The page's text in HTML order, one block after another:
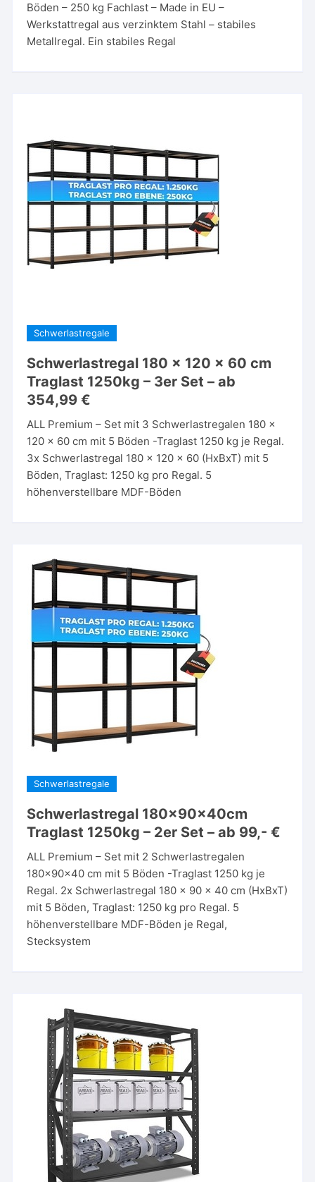
Böden – 250 kg Fachlast – Made in EU –
Werkstattregal aus verzinktem Stahl – stabiles
Metallregal. Ein stabiles Regal
Schwerlastregale
Schwerlastregal 180 x 120 x 60 cm
Traglast 1250kg – 3er Set – ab
354,99 €
ALL Premium – Set mit 3 Schwerlastregalen 180 x
120 x 60 cm mit 5 Böden -Traglast 1250 kg je Regal.
3x Schwerlastregal 180 x 120 x 60 (HxBxT) mit 5
Böden, Traglast: 1250 kg pro Regal. 5
höhenverstellbare MDF-Böden
Schwerlastregale
Schwerlastregal 180x90x40cm
Traglast 1250kg – 2er Set – ab 99,- €
ALL Premium – Set mit 2 Schwerlastregalen
180x90x40 cm mit 5 Böden -Traglast 1250 kg je
Regal. 2x Schwerlastregal 180 x 90 x 40 cm (HxBxT)
mit 5 Böden, Traglast: 1250 kg pro Regal. 5
höhenverstellbare MDF-Böden je Regal,
Stecksystem